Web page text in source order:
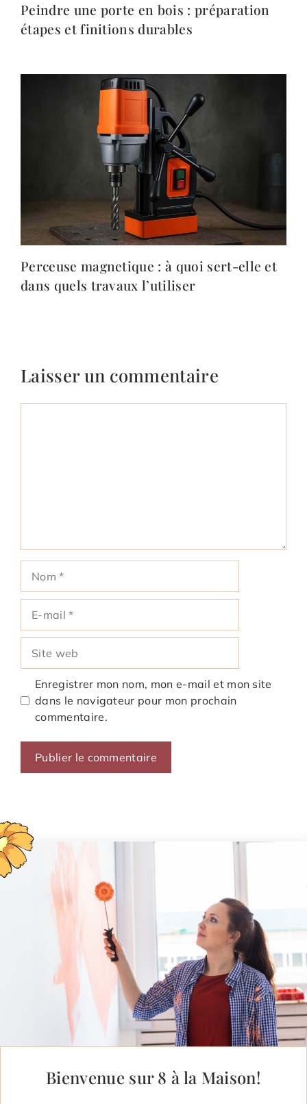
Peindre une porte en bois : préparation
étapes et finitions durables
Perceuse magnetique : à quoi sert-elle et
dans quels travaux l’utiliser
Laisser un commentaire
mail
web
Enregistrer mon nom, mon e-mail et mon site
dans le navigateur pour mon prochain
commentaire.
Bienvenue sur 8 à la Maison!